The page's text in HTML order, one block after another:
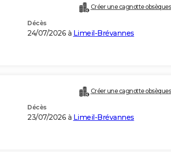
Créer une cagnotte obsèques
Décès
24/07/2026 à Limeil-Brévannes
Créer une cagnotte obsèques
Décès
23/07/2026 à Limeil-Brévannes